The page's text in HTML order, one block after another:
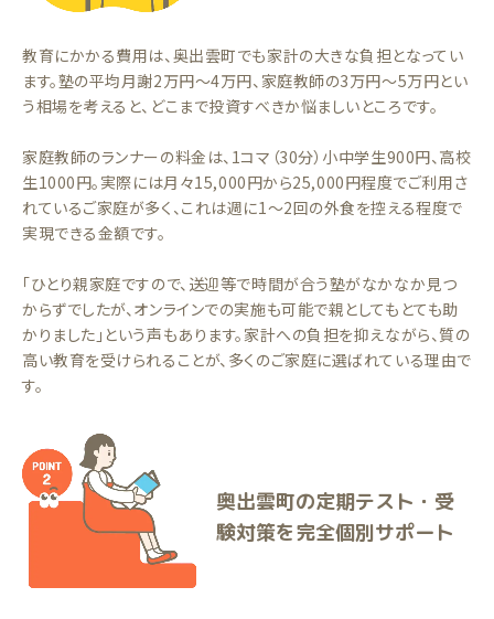
教育にかかる費用は、奥出雲町でも家計の大きな負担となってい
ます。塾の平均月謝2万円〜4万円、家庭教師の3万円〜5万円とい
う相場を考えると、どこまで投資すべきか悩ましいところです。
家庭教師のランナーの料金は、1コマ（30分）小中学生900円、高校
生1000円。実際には月々15,000円から25,000円程度でご利用さ
れているご家庭が多く、これは週に1〜2回の外食を控える程度で
実現できる金額です。
「ひとり親家庭ですので、送迎等で時間が合う塾がなかなか見つ
からずでしたが、オンラインでの実施も可能で親としてもとても助
かりました」という声もあります。家計への負担を抑えながら、質の
高い教育を受けられることが、多くのご家庭に選ばれている理由で
す。
奥出雲町の定期テスト・受
験対策を完全個別サポート